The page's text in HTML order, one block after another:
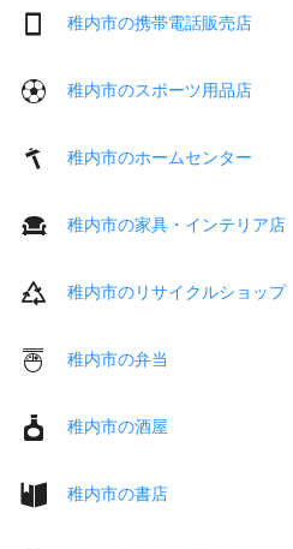
稚内市の携帯電話販売店
稚内市のスポーツ用品店
稚内市のホームセンター
稚内市の家具・インテリア店
稚内市のリサイクルショップ
稚内市の弁当
稚内市の酒屋
稚内市の書店